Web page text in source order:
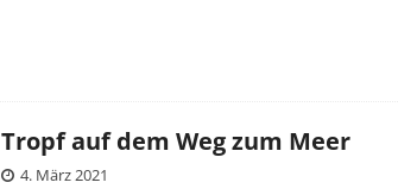
Tropf auf dem Weg zum Meer
4. März 2021